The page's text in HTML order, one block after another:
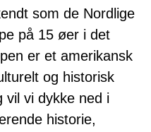
som de Nordlige
på 15 øer i det
er et amerikansk
og historisk
vil vi dykke ned i
historie,